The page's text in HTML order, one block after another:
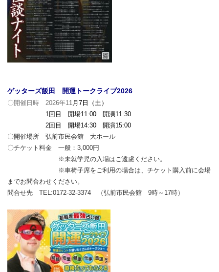
ゲッターズ飯田 開運トークライブ2026
〇開催日時 2026年11月7日（土）
1回目 開場11:00 開演11:30
2回目 開場14:30 開演15:00
〇開催場所 弘前市民会館 大ホール
〇チケット料金 一般：3,000円
※未就学児の入場はご遠慮ください。
※車椅子席をご利用の場合は、チケット購入前に会場
までお問合わせください。
問合せ先 TEL:0172-32-3374 （弘前市民会館 9時～17時）